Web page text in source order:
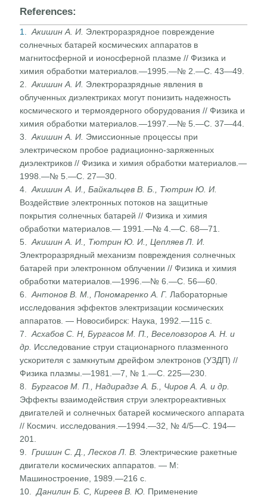
References:
1.Акишин А. И. Электроразрядное повреждение
солнечных батарей космических аппаратов в
магнитосферной и ионос­ферной плазме // Физика и
химия обработки материа­лов.—1995.—№ 2.—С. 43—49.
2.Акишин А. И. Электроразрядные явления в
облученных диэлектриках могут понизить надежность
космического и термоядерного оборудования // Физика и
химия обработки материалов.—1997.—№ 5.—С. 37—44.
3.Акишин А. И. Эмиссионные процессы при
электрическом пробое радиационно-заряженных
диэлектриков // Физика и химия обработки материалов.—
1998.—№ 5.—С. 27—30.
4.Акишин А. И., Байкальцев В. Б., Тютрин Ю. И.
Воздейст­вие электронных потоков на защитные
покрытия солнеч­ных батарей // Физика и химия
обработки материалов.— 1991.—№ 4.—С. 68—71.
5.Акишин А. И., Тютрин Ю. И., Цепляев Л. И.
Электрораз­рядный механизм повреждения солнечных
батарей при электронном облучении // Физика и химия
обработки материалов.—1996.—№ 6.—С. 56—60.
6.Антонов В. М., Пономаренко А. Г. Лабораторные
исследо­вания эффектов электризации космических
аппаратов. — Новосибирск: Наука, 1992.—115 с.
7.Асхабов С. Н, Бургасов М. П., Веселовзоров А. Н. и
др. Исследование струи стационарного плазменного
ускорителя с замкнутым дрейфом электронов (УЗДП) //
Физика плазмы.—1981.—7, № 1.—С. 225—230.
8.Бургасов М. П., Надирадзе А. Б., Чиров А. А. и др.
Эффекты взаимодействия струи электрореактивных
двига­телей и солнечных батарей космического аппарата
// Космич. исследования.—1994.—32, № 4/5—С. 194—
201.
9.Гришин С. Д., Лесков Л. В. Электрические ракетные
двигатели космических аппаратов. — М:
Машиностроение, 1989.—216 с.
10.Данилин Б. С, Киреев В. Ю. Применение